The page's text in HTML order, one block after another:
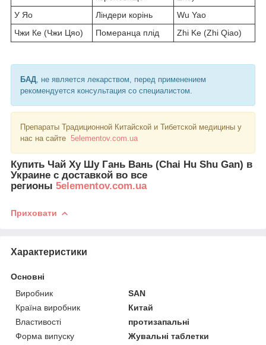
У Яо
Ліндери корінь
Wu Yao
Чжи Ке (Чжи Цяо)
Померанца плід Zhi Ke (Zhi Qiao)
БАД, не является лекарством, перед применением
рекомендуется консультация со специалистом.
Препараты Традиционной Китайской и Тибетской медицины у
нас на сайте 5elementov.com.ua
Купить Чай Ху Шу Гань Вань (Chai Hu Shu Gan) в
Украине с доставкой во все
регионы 5elementov.com.ua
Приховати
Характеристики
Основні
Виробник
SAN
Країна виробник
Китай
Властивості
протизапальні
Форма випуску
Жувальні таблетки